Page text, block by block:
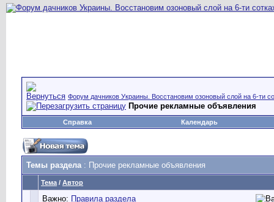
Форум дачников Украины. Восстановим озоновый слой на 6-ти
Прочие рекламные объявления
Справка Календарь
Темы раздела: Прочие рекламные объявления
Тема / Автор
Важно: Правила раздела